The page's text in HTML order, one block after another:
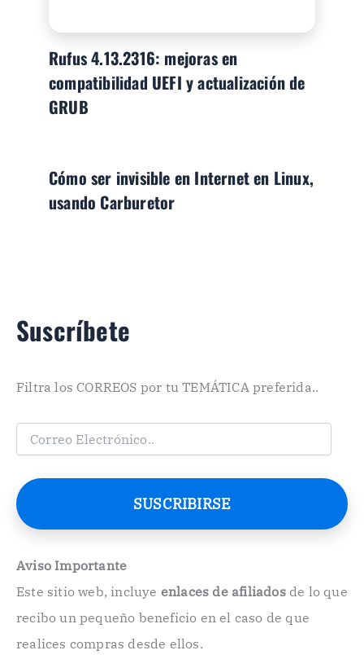
Rufus 4.13.2316: mejoras en
compatibilidad UEFI y actualización de
GRUB
Cómo ser invisible en Internet en Linux,
usando Carburetor
Suscríbete
Filtra los CORREOS por tu TEMÁTICA preferida..
C
e
o
e
t
ó
n
SUSCRIBIRSE
Aviso Importante
Este sitio web, incluye enlaces de afiliadosde lo que
recibo un pequeño beneficio en el caso de que
realices compras desde ellos.